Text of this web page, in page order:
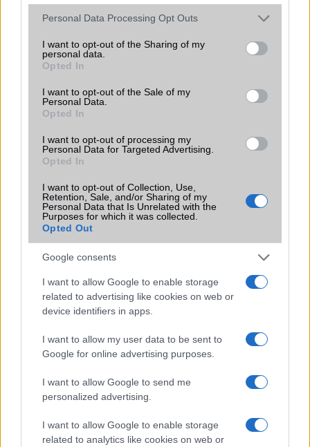
Please note that this website/app uses one or more Google
not limited to your visit or usage behaviour. You may click to
grant or deny consent to Google and its third-party tags to
use your data for below specified purposes in below Google
consent section.
Personal Data Processing Opt Outs
I want to opt-out of the Sharing of my
personal data.
Opted In
I want to opt-out of the Sale of my
Personal Data.
Opted In
I want to opt-out of processing my
Personal Data for Targeted Advertising.
Opted In
I want to opt-out of Collection, Use,
Retention, Sale, and/or Sharing of my
Personal Data that Is Unrelated with the
Purposes for which it was collected.
Opted Out
Google consents
I want to allow Google to enable storage
related to advertising like cookies on web or
device identifiers in apps.
I want to allow my user data to be sent to
Google for online advertising purposes.
I want to allow Google to send me
personalized advertising.
I want to allow Google to enable storage
related to analytics like cookies on web or
Excel, PowerPoint, PDF)
Iránytũ
Extrák ANT+ support
Vibra jelzés Van
SIM-ek száma 2
Flight mode
Terület
Funkciók Geo-tagging
Brand Nincs
Limited Edition Nincs
SAR
1,13
N/A = Nincs adat. Legutóbbi frissítés: 2026-07-13 19:00:00